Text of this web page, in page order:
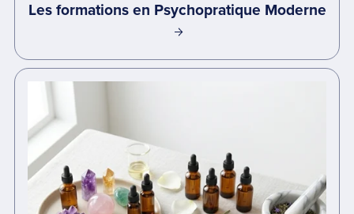
Les formations en Psychopratique Moderne